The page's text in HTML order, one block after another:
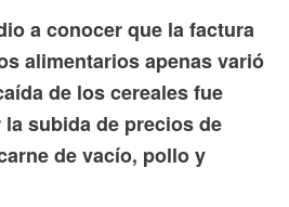
a conocer que la factura
alimentarios apenas varió
de los cereales fue
subida de precios de
de vacío, pollo y